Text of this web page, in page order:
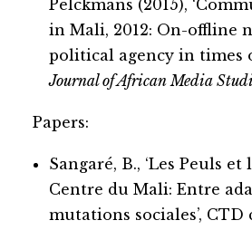
Pelckmans (2015),
in Mali, 2012: On-offline
political agency in times
Journal of African Media
Papers:
Sangaré, B., ‘Les Peuls et
Centre du Mali: Entre
mutations sociales’, CTD